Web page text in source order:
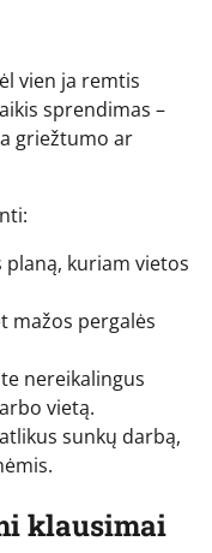
vien ja remtis
sprendimas –
griežtumo ar
kuriam vietos
mažos pergalės
nereikalingus
vietą.
sunkų darbą,
klausimai